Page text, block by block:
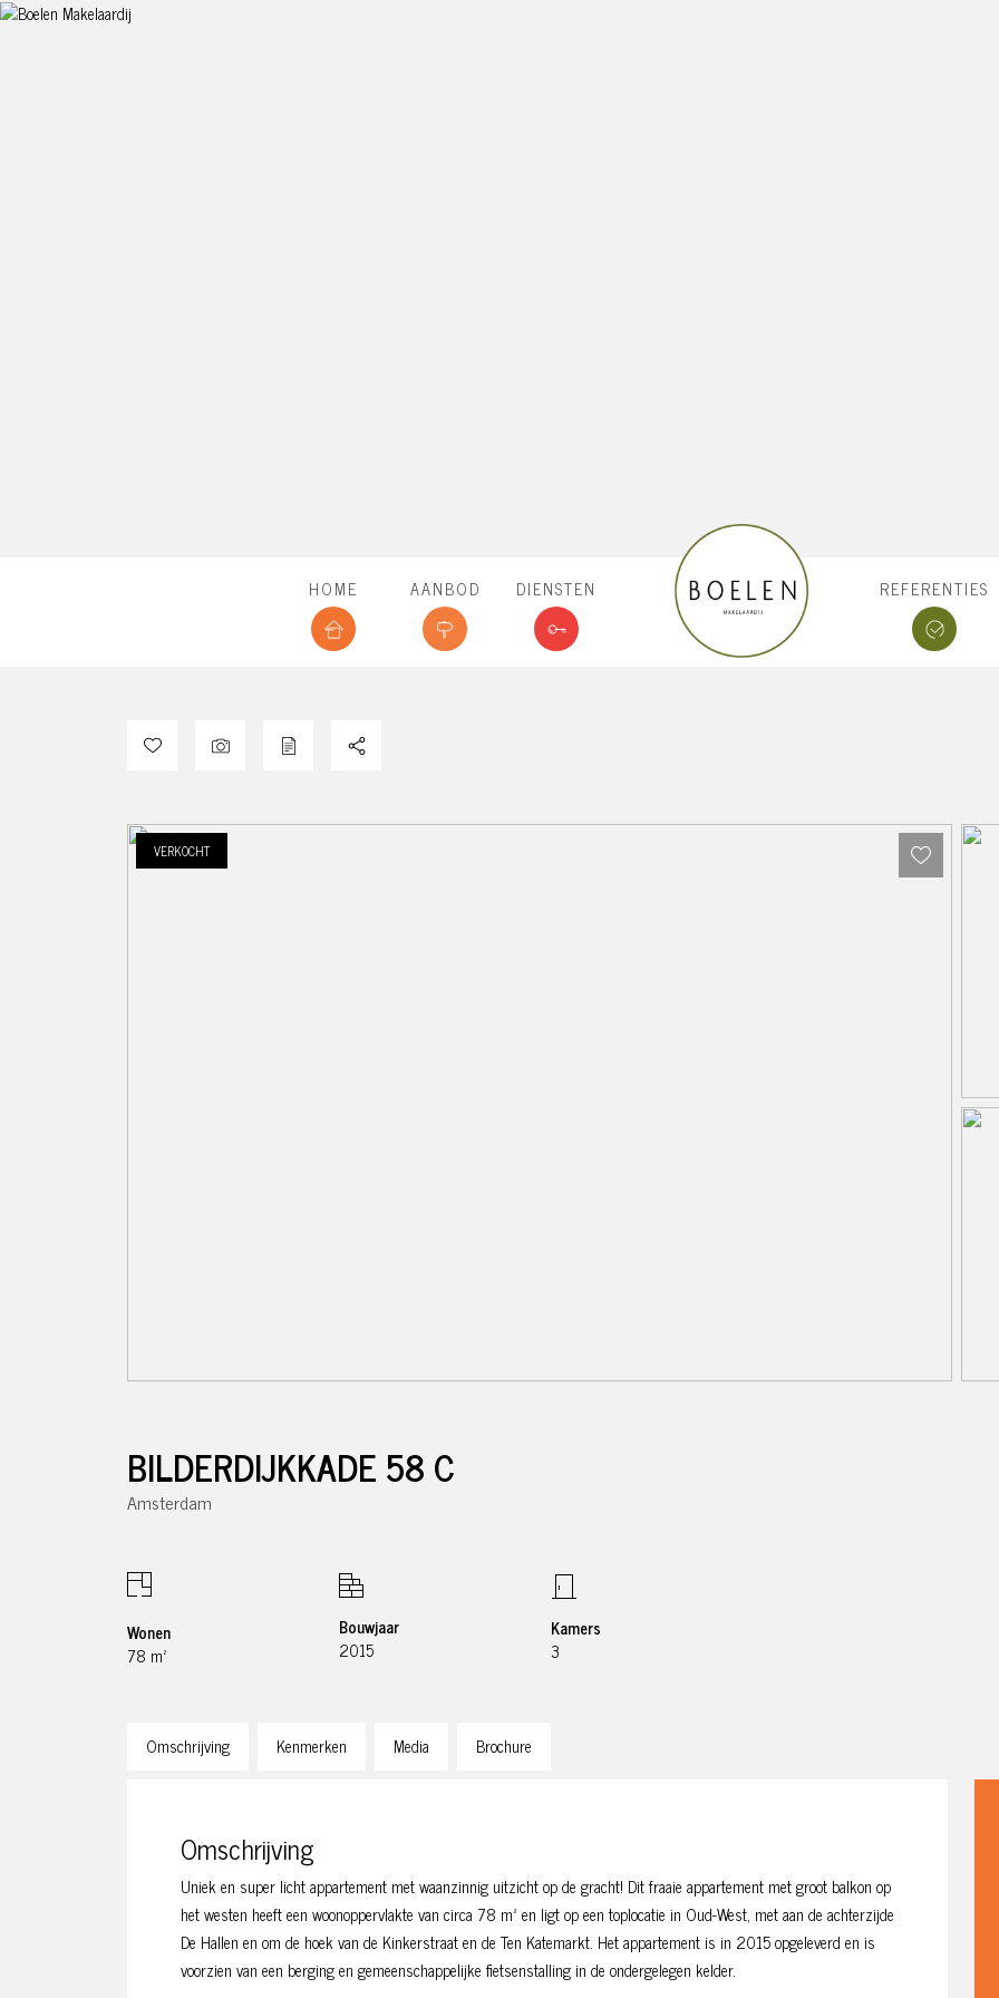
HOME AANBOD DIENSTEN REFERENTIES
VERKOCHT
BILDERDIJKKADE58C
Amsterdam
Omschrijving Kenmerken Media Brochure
Omschrijving
Uniek en super licht appartement met waanzinnig uitzicht op de gracht! Dit fraaie appartement met groot balkon op
het westen heeft een woonoppervlakte van circa 78 m² en ligt op een toplocatie in Oud-West, met aan de achterzijde
De Hallen en om de hoek van de Kinkerstraat en de Ten Katemarkt. Het appartement is in 2015 opgeleverd en is
voorzien van een berging en gemeenschappelijke fietsenstalling in de ondergelegen kelder.
Wonen
78 m²
Bouwjaar
2015
Kamers
3